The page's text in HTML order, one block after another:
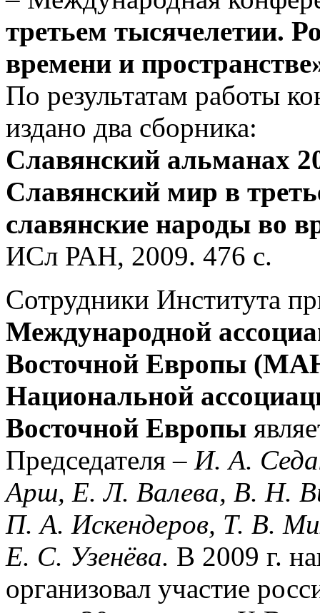
третьем тысячелетии.
времени и
По результатам работы
издано два сборника:
Славянский альманах
Славянский мир в
славянские народы во
ИСл РАН, 2009. 476 с.
Сотрудники Института
Международной
Восточной Европы
Национальной
Восточной Европы
Председателя – И. А.
Арш, Е. Л. Валева, В. Н.
П. А. Искендеров, Т. В.
Е. С. Узенёва. В 2009 г.
организовал участие